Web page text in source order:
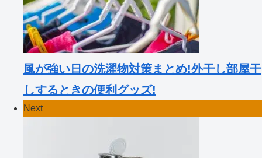
風が強い日の洗濯物対策まとめ!外干し部屋干
しするときの便利グッズ!
Next